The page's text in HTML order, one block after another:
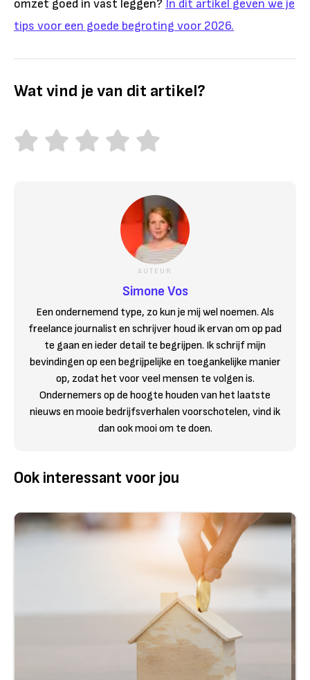
omzet goed in vast leggen? In dit artikel geven we je
tips voor een goede begroting voor 2026.
Wat vind je van dit artikel?
AUTEUR
Simone Vos
Een ondernemend type, zo kun je mij wel noemen. Als
freelance journalist en schrijver houd ik ervan om op pad
te gaan en ieder detail te begrijpen. Ik schrijf mijn
bevindingen op een begrijpelijke en toegankelijke manier
op, zodat het voor veel mensen te volgen is.
Ondernemers op de hoogte houden van het laatste
nieuws en mooie bedrijfsverhalen voorschotelen, vind ik
dan ook mooi om te doen.
Ook interessant voor jou